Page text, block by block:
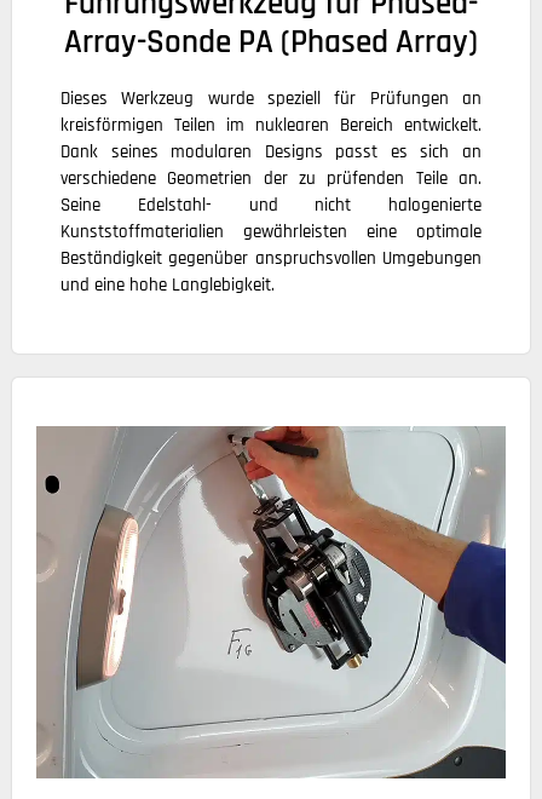
Array-Sonde PA (Phased Array)
Dieses Werkzeug wurde speziell für Prüfungen an
kreisförmigen Teilen im nuklearen Bereich entwickelt.
Dank seines modularen Designs passt es sich an
verschiedene Geometrien der zu prüfenden Teile an.
Seine Edelstahl- und nicht halogenierte
Kunststoffmaterialien gewährleisten eine optimale
Beständigkeit gegenüber anspruchsvollen Umgebungen
und eine hohe Langlebigkeit.